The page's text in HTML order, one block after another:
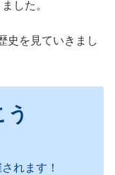
した。
史を見ていきまし
れます！